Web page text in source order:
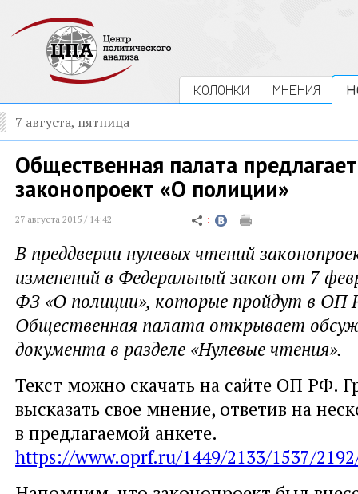
КОЛОНКИ МНЕНИЯ
7 августа, пятница
Общественная палата
законопроект «О полиции»
27 августа 2015 / 14:42
В преддверии нулевых чтений
изменений в Федеральный закон от 7
ФЗ «О полиции», которые пройдут в ОП
Общественная палата открывает
документа в разделе «Нулевые чтения».
Текст можно скачать на сайте ОП РФ.
высказать свое мнение, ответив на
в предлагаемой анкете.
https://www.oprf.ru/1449/2133/1537/